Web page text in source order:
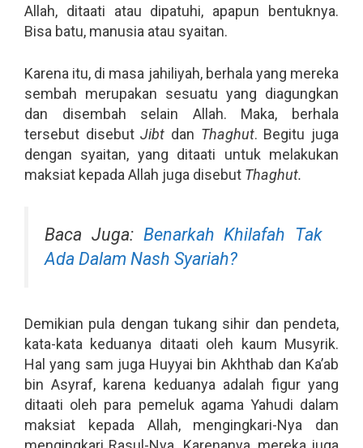
Allah, ditaati atau dipatuhi, apapun bentuknya.
Bisa batu, manusia atau syaitan.
Karena itu, di masa jahiliyah, berhala yang mereka
sembah merupakan sesuatu yang diagungkan
dan disembah selain Allah. Maka, berhala
tersebut disebutJibt dan Thaghut. Begitu juga
dengan syaitan, yang ditaati untuk melakukan
maksiat kepada Allah juga disebut Thaghut.
Baca Juga: Benarkah Khilafah Tak
Ada Dalam Nash Syariah?
Demikian pula dengan tukang sihir dan pendeta,
kata-kata keduanya ditaati oleh kaum Musyrik.
Hal yang sam juga Huyyai bin Akhthab dan Ka’ab
bin Asyraf, karena keduanya adalah figur yang
ditaati oleh para pemeluk agama Yahudi dalam
maksiat kepada Allah, mengingkari-Nya dan